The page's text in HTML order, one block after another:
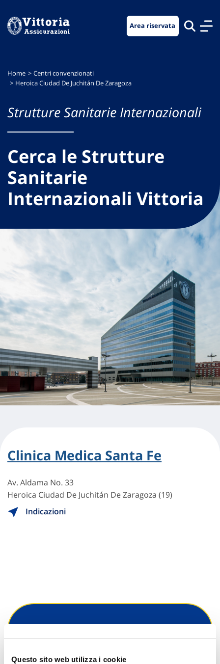
Questo sito web utilizza i cookie
menu
contenuto
footer
Area riservata
Home
Centri convenzionati
Heroica Ciudad De Juchitán De Zaragoza
Strutture Sanitarie Internazionali
Cerca le Strutture
Sanitarie
Internazionali Vittoria
Clinica Medica Santa Fe
Av. Aldama No. 33
Heroica Ciudad De Juchitán De Zaragoza (19)
Indicazioni
Hai bisogno di
informazioni?